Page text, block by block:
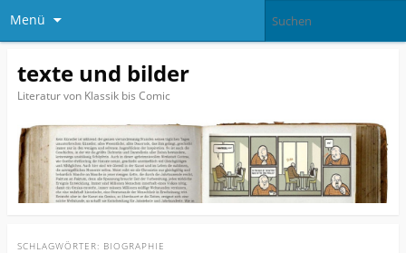
Menü
texte und bilder
Literatur von Klassik bis Comic
SCHLAGWÖRTER: BIOGRAPHIE